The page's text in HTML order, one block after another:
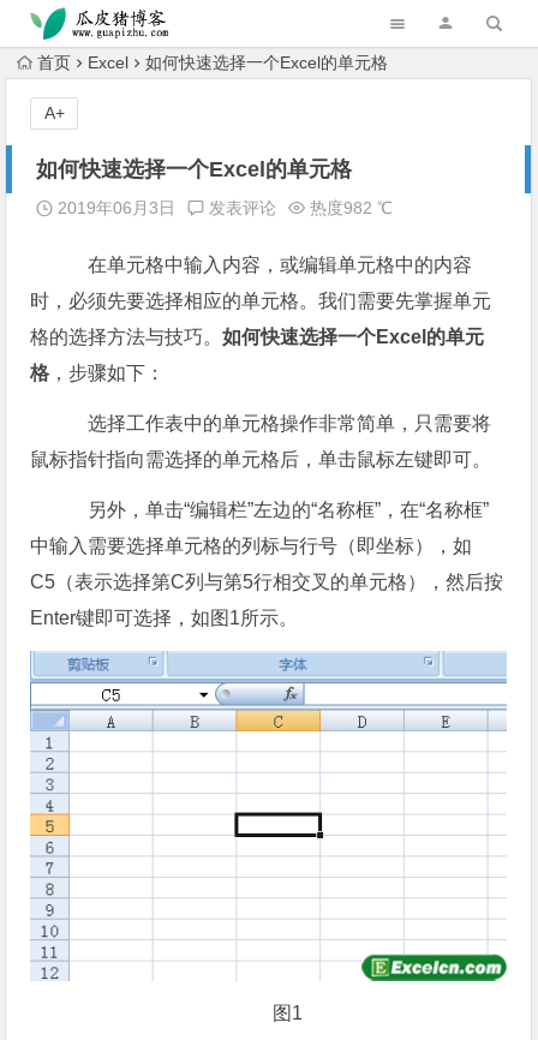
跳转到主内容
首页 Excel 如何快速选择一个Excel的单元格
如何快速选择一个Excel的单元格
2019年06月3日 发表评论 热度982 ℃
在单元格中输入内容，或编辑单元格中的内容
时，必须先要选择相应的单元格。我们需要先掌握单元
格的选择方法与技巧。如何快速选择一个Excel的单元
格 ，步骤如下：
选择工作表中的单元格操作非常简单，只需要将
鼠标指针指向需选择的单元格后，单击鼠标左键即可。
另外，单击“编辑栏”左边的“名称框”，在“名称框”
中输入需要选择单元格的列标与行号（即坐标），如
C5（表示选择第C列与第5行相交叉的单元格），然后按
Enter键即可选择，如图1所示。
图1
A+